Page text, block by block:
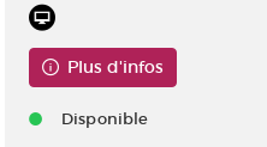
Plus d'infos
Disponible